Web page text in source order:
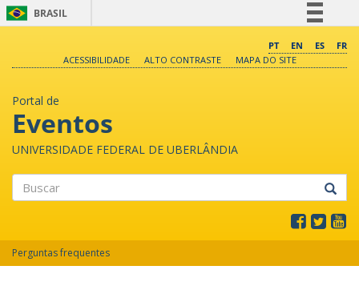
BRASIL
Comunica BR
PT EN ES
FR
ACESSIBILIDADE
ALTO CONTRASTE MAPA DO SITE
Portal de
Eventos
UNIVERSIDADE FEDERAL DE UBERLÂNDIA
Perguntas frequentes